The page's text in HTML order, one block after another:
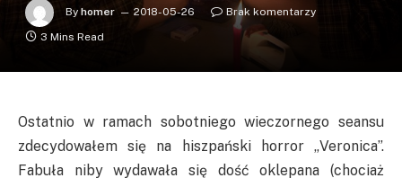
By homer 2018-05-26
Brak komentarzy
3 Mins Read
Ostatnio w ramach sobotniego wieczornego seansu
zdecydowałem się na hiszpański horror „Veronica”.
Fabuła niby wydawała się dość oklepana (chociaż